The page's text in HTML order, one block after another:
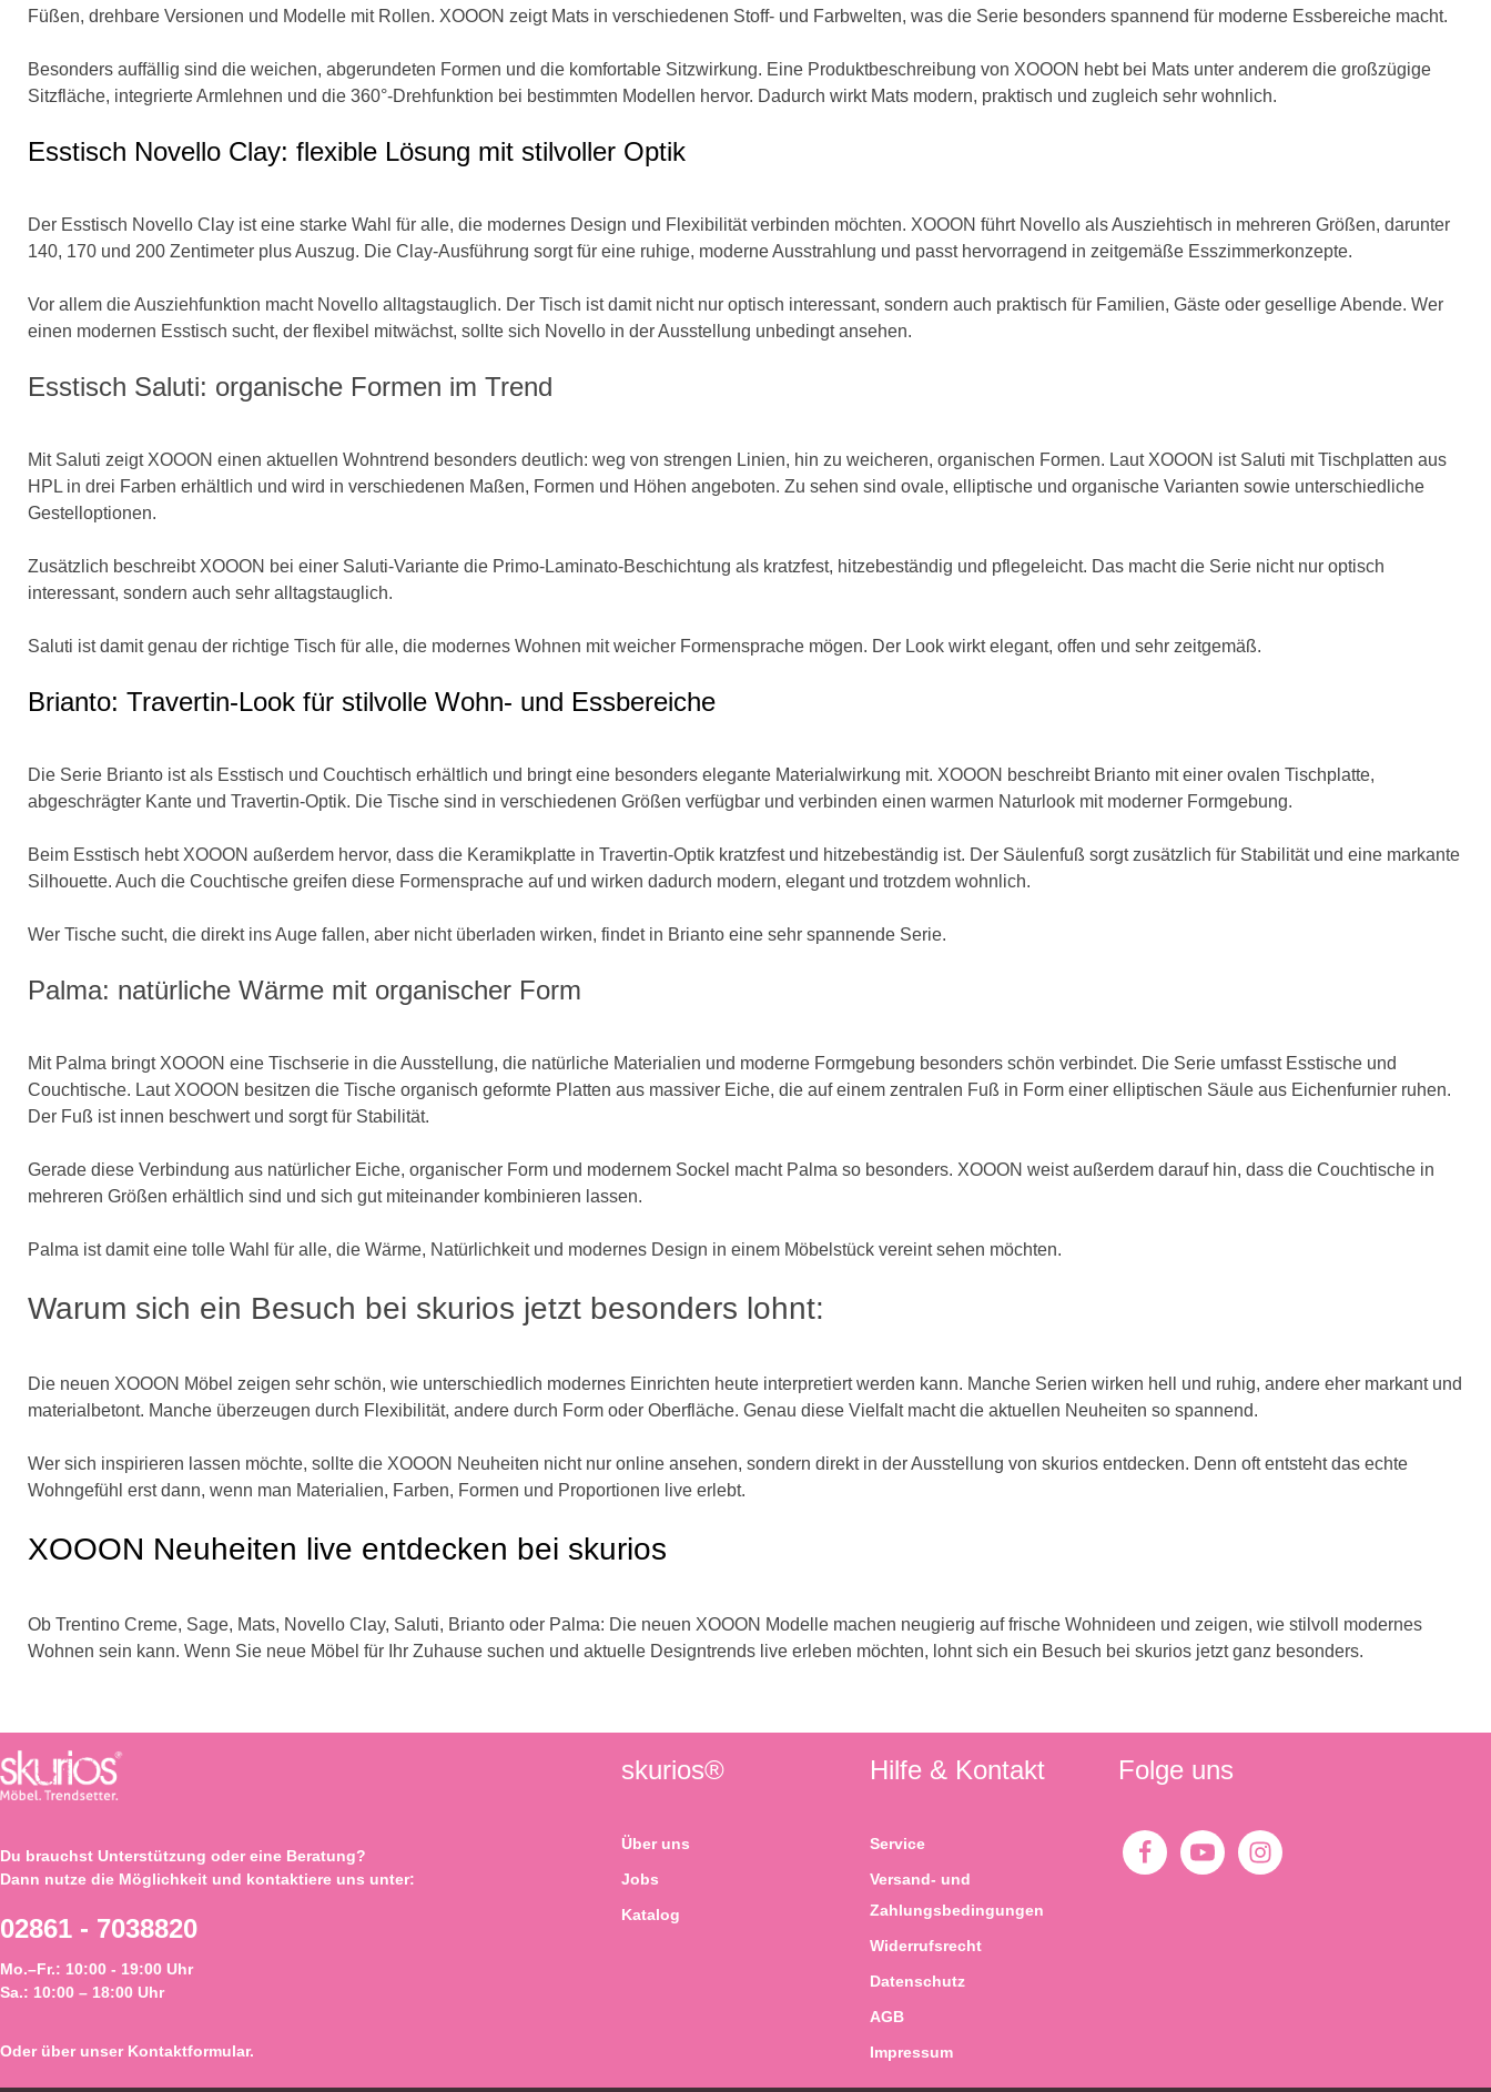
Füßen, drehbare Versionen und Modelle mit Rollen. XOOON zeigt Mats in verschiedenen Stoff- und Farbwelten, was die Serie besonders spannend für moderne Essbereiche macht.
Besonders auffällig sind die weichen, abgerundeten Formen und die komfortable Sitzwirkung. Eine Produktbeschreibung von XOOON hebt bei Mats unter anderem die großzügige
Sitzfläche, integrierte Armlehnen und die 360°-Drehfunktion bei bestimmten Modellen hervor. Dadurch wirkt Mats modern, praktisch und zugleich sehr wohnlich.
Esstisch Novello Clay: flexible Lösung mit stilvoller Optik
Der Esstisch Novello Clay ist eine starke Wahl für alle, die modernes Design und Flexibilität verbinden möchten. XOOON führt Novello als Ausziehtisch in mehreren Größen, darunter
140, 170 und 200 Zentimeter plus Auszug. Die Clay-Ausführung sorgt für eine ruhige, moderne Ausstrahlung und passt hervorragend in zeitgemäße Esszimmerkonzepte.
Vor allem die Ausziehfunktion macht Novello alltagstauglich. Der Tisch ist damit nicht nur optisch interessant, sondern auch praktisch für Familien, Gäste oder gesellige Abende. Wer
einen modernen Esstisch sucht, der flexibel mitwächst, sollte sich Novello in der Ausstellung unbedingt ansehen.
Esstisch Saluti: organische Formen im Trend
Mit Saluti zeigt XOOON einen aktuellen Wohntrend besonders deutlich: weg von strengen Linien, hin zu weicheren, organischen Formen. Laut XOOON ist Saluti mit Tischplatten aus
HPL in drei Farben erhältlich und wird in verschiedenen Maßen, Formen und Höhen angeboten. Zu sehen sind ovale, elliptische und organische Varianten sowie unterschiedliche
Gestelloptionen.
Zusätzlich beschreibt XOOON bei einer Saluti-Variante die Primo-Laminato-Beschichtung als kratzfest, hitzebeständig und pflegeleicht. Das macht die Serie nicht nur optisch
interessant, sondern auch sehr alltagstauglich.
Saluti ist damit genau der richtige Tisch für alle, die modernes Wohnen mit weicher Formensprache mögen. Der Look wirkt elegant, offen und sehr zeitgemäß.
Brianto: Travertin-Look für stilvolle Wohn- und Essbereiche
Die Serie Brianto ist als Esstisch und Couchtisch erhältlich und bringt eine besonders elegante Materialwirkung mit. XOOON beschreibt Brianto mit einer ovalen Tischplatte,
abgeschrägter Kante und Travertin-Optik. Die Tische sind in verschiedenen Größen verfügbar und verbinden einen warmen Naturlook mit moderner Formgebung.
Beim Esstisch hebt XOOON außerdem hervor, dass die Keramikplatte in Travertin-Optik kratzfest und hitzebeständig ist. Der Säulenfuß sorgt zusätzlich für Stabilität und eine markante
Silhouette. Auch die Couchtische greifen diese Formensprache auf und wirken dadurch modern, elegant und trotzdem wohnlich.
Wer Tische sucht, die direkt ins Auge fallen, aber nicht überladen wirken, findet in Brianto eine sehr spannende Serie.
Palma: natürliche Wärme mit organischer Form
Mit Palma bringt XOOON eine Tischserie in die Ausstellung, die natürliche Materialien und moderne Formgebung besonders schön verbindet. Die Serie umfasst Esstische und
Couchtische. Laut XOOON besitzen die Tische organisch geformte Platten aus massiver Eiche, die auf einem zentralen Fuß in Form einer elliptischen Säule aus Eichenfurnier ruhen.
Der Fuß ist innen beschwert und sorgt für Stabilität.
Gerade diese Verbindung aus natürlicher Eiche, organischer Form und modernem Sockel macht Palma so besonders. XOOON weist außerdem darauf hin, dass die Couchtische in
mehreren Größen erhältlich sind und sich gut miteinander kombinieren lassen.
Palma ist damit eine tolle Wahl für alle, die Wärme, Natürlichkeit und modernes Design in einem Möbelstück vereint sehen möchten.
Warum sich ein Besuch bei skurios jetzt besonders lohnt:
Die neuen XOOON Möbel zeigen sehr schön, wie unterschiedlich modernes Einrichten heute interpretiert werden kann. Manche Serien wirken hell und ruhig, andere eher markant und
materialbetont. Manche überzeugen durch Flexibilität, andere durch Form oder Oberfläche. Genau diese Vielfalt macht die aktuellen Neuheiten so spannend.
Wer sich inspirieren lassen möchte, sollte die XOOON Neuheiten nicht nur online ansehen, sondern direkt in der Ausstellung von skurios entdecken. Denn oft entsteht das echte
Wohngefühl erst dann, wenn man Materialien, Farben, Formen und Proportionen live erlebt.
XOOON Neuheiten live entdecken bei skurios
Ob Trentino Creme, Sage, Mats, Novello Clay, Saluti, Brianto oder Palma: Die neuen XOOON Modelle machen neugierig auf frische Wohnideen und zeigen, wie stilvoll modernes
Wohnen sein kann. Wenn Sie neue Möbel für Ihr Zuhause suchen und aktuelle Designtrends live erleben möchten, lohnt sich ein Besuch bei skurios jetzt ganz besonders.
Du brauchst Unterstützung oder eine Beratung?
Dann nutze die Möglichkeit und kontaktiere uns unter:
02861 - 7038820
Mo.–Fr.: 10:00 - 19:00 Uhr
Sa.: 10:00 – 18:00 Uhr
Oder über unser Kontaktformular.
skurios®
Über uns
Jobs
Katalog
Hilfe & Kontakt
Service
Versand- und
Zahlungsbedingungen
Widerrufsrecht
Datenschutz
AGB
Impressum
Folge uns